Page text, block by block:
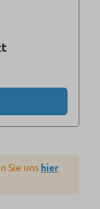
Sie uns hier